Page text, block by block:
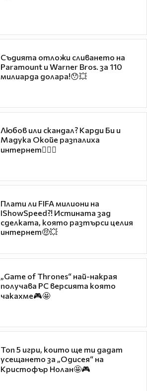
Съдията отложи сливането на
Paramount и Warner Bros. за 110
милиарда долара!😯💥
Любов или скандал? Карди Би и
Мадука Окойе разпалиха
интернет❤️‍🔥🔥
Плати ли FIFA милиони на
IShowSpeed?! Истината зад
сделката, която разтърси целия
интернет🤑💥
„Game of Thrones“ най-накрая
получава PC версията която
чакахме🎮🤩
Топ 5 игри, които ще ти дадат
усещането за „Одисея“ на
Кристофър Нолан🤩🎮